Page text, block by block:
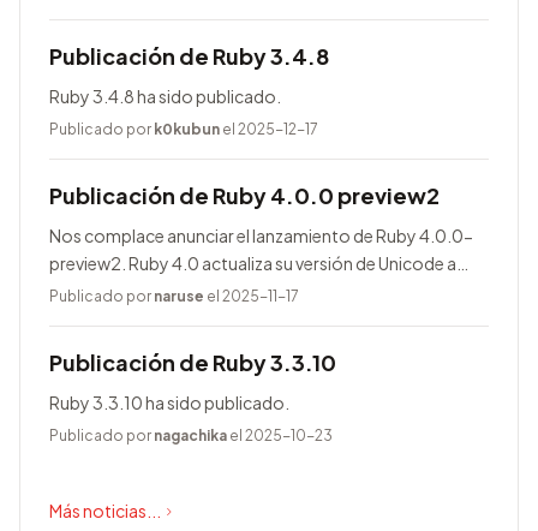
Publicación de Ruby 3.4.8
Ruby 3.4.8 ha sido publicado.
Publicado por k0kubun el 2025-12-17
Publicación de Ruby 4.0.0 preview2
Nos complace anunciar el lanzamiento de Ruby 4.0.0-
preview2. Ruby 4.0 actualiza su versión de Unicode a
17.0.0, entre otras novedades.
Publicado por naruse el 2025-11-17
Publicación de Ruby 3.3.10
Ruby 3.3.10 ha sido publicado.
Publicado por nagachika el 2025-10-23
Más noticias...